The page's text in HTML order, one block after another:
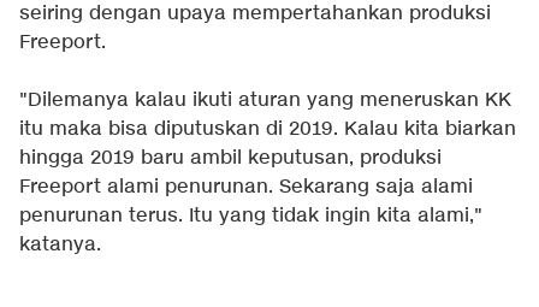
seiring dengan upaya mempertahankan produksi
Freeport.
"Dilemanya kalau ikuti aturan yang meneruskan KK
itu maka bisa diputuskan di 2019. Kalau kita biarkan
hingga 2019 baru ambil keputusan, produksi
Freeport alami penurunan. Sekarang saja alami
penurunan terus. Itu yang tidak ingin kita alami,"
katanya.